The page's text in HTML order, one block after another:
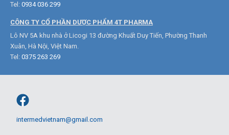
Tel: 0934 036 299
CÔNG TY CỔ PHẦN DƯỢC PHẨM 4T PHARMA
Lô NV 5A khu nhà ở Licogi 13 đường Khuất Duy Tiến, Phường Thanh
Xuân, Hà Nội, Việt Nam.
Tel: 0375 263 269
intermedvietnam@gmail.com